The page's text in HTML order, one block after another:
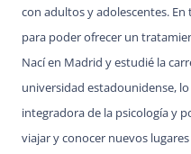
con adultos y adolescentes.
para poder ofrecer un
Nací en Madrid y estudié la
universidad estadounidense,
integradora de la psicología y
viajar y conocer nuevos